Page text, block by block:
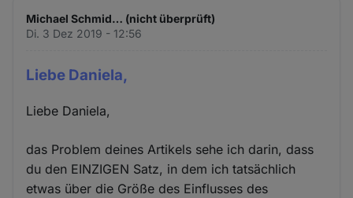
Michael Schmid… (nicht überprüft)
Di. 3 Dez 2019 - 12:56
Liebe Daniela,
Liebe Daniela,
das Problem deines Artikels sehe ich darin, dass
du den EINZIGEN Satz, in dem ich tatsächlich
etwas über die Größe des Einflusses des